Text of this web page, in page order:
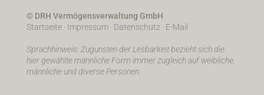
© DRH Vermögensverwaltung GmbH
Startseite· Impressum· Datenschutz · E-Mail
Sprachhinweis: Zugunsten der Lesbarkeit bezieht sich die
hier gewählte männliche Form immer zugleich auf weibliche,
männliche und diverse Personen.